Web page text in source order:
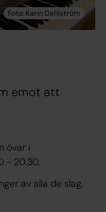
emot att
övar i
- 20.30.
av alla de slag.